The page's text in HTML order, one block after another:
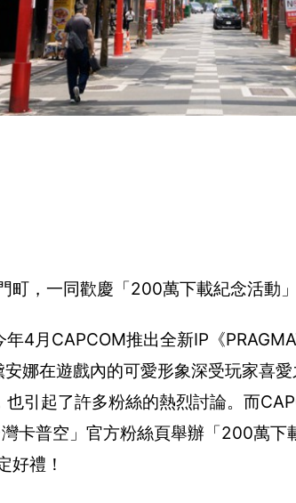
町，一同歡慶「200萬下載紀念活動」
4月CAPCOM推出全新IP《
娜在遊戲內的可愛形象深受玩家喜
引起了許多粉絲的熱烈討論。而
卡普空」官方粉絲頁舉辦「200萬
好禮！